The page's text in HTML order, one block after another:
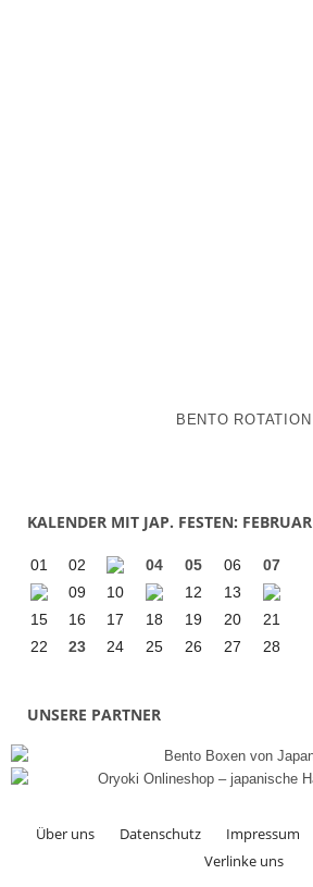
BENTO ROTATION
KALENDER MIT JAP. FESTEN: FEBRUAR
01 02 04 05 06
07
09
10 12
13
15
16 17 18 19 20
21
22
23 24 25 26 27 28
UNSERE PARTNER
Über uns Datenschutz Impressum
Verlinke uns